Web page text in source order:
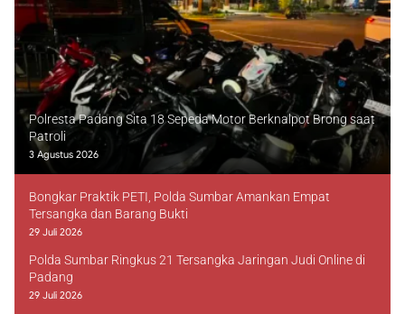
Polresta Padang Sita 18 Sepeda Motor Berknalpot Brong saat
Patroli
3 Agustus 2026
Bongkar Praktik PETI, Polda Sumbar Amankan Empat
Tersangka dan Barang Bukti
29 Juli 2026
Polda Sumbar Ringkus 21 Tersangka Jaringan Judi Online di
Padang
29 Juli 2026